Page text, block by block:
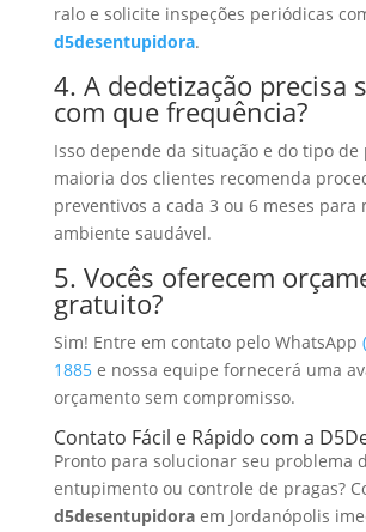
ralo e solicite inspeções periódicas
d5desentupidora.
4. A dedetização precisa
com que frequência?
Isso depende da situação e do tipo de
maioria dos clientes recomenda
preventivos a cada 3 ou 6 meses para
ambiente saudável.
5. Vocês oferecem
gratuito?
Sim! Entre em contato pelo WhatsApp
1885e nossa equipe fornecerá uma
orçamento sem compromisso.
Contato Fácil e Rápido com a
Pronto para solucionar seu problema
entupimento ou controle de pragas?
d5desentupidoraem Jordanópolis